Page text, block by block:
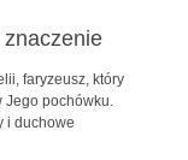
faryzeusz, który
Jego pochówku.
i duchowe